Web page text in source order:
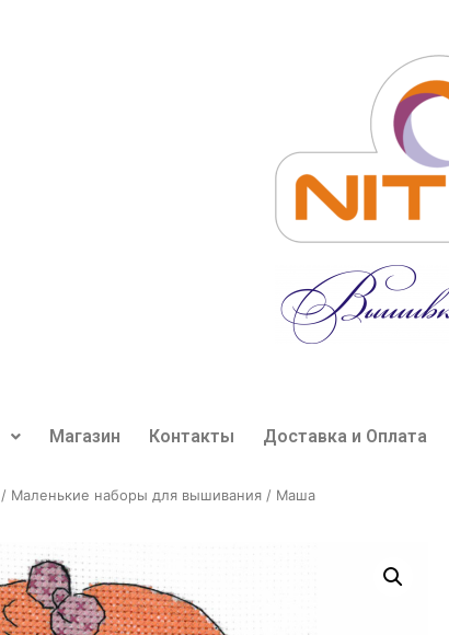
Магазин Контакты Доставка и Оплата
/ Маленькие наборы для вышивания / Маша